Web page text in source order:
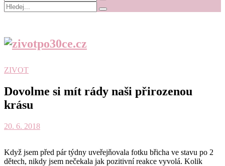
ZIVOT
Dovolme si mít rády naši přirozenou
krásu
20. 6. 2018
Když jsem před pár týdny uveřejňovala fotku břicha ve stavu po 2
dětech, nikdy jsem nečekala jak pozitivní reakce vyvolá. Kolik